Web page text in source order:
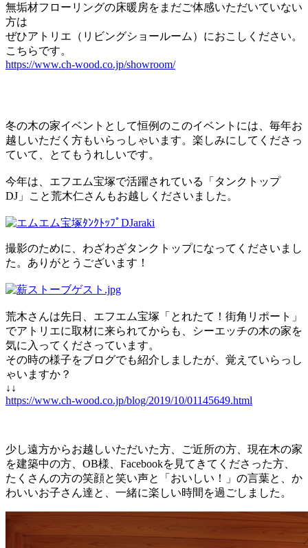
無垢材フローリングの床暖房をまだご体感いただいていない
方は
ぜひアトリエ（リビングショールーム）におこしください。
こちらです。
https://www.ch-wood.co.jp/showroom/
冬の木の家イベントとして恒例のこのイベントには、毎年お
越しいただく方もいらっしゃいます。楽しみにしてくださっ
ていて、とてもうれしいです。
今年は、エフエム宝塚で活躍されている「タンクトップ
DJ」こと荒木仁さんもお越しくださいました。
撮影のために、わざわざタンクトップになってくださいまし
た。ありがとうございます！
荒木さんは先日、エフエム宝塚「とれたて！街角リポート」
でアトリエに取材に来られてからも、シーエッチの木の家を
気に入ってくださっています。
その時の様子をブログでも紹介しましたが、覚えていらっし
ゃいますか？
↓↓
https://www.ch-wood.co.jp/blog/2019/10/01145649.html
少し遠方からお越しいただいた方、ご近所の方、現在木の家
を建築中の方、OB様、Facebookを見てきてくださった方、
たくさんの方の笑顔と笑い声と「おいしい！」の言葉と、か
わいいお子さん達と、一緒に楽しい時間を過ごしました。